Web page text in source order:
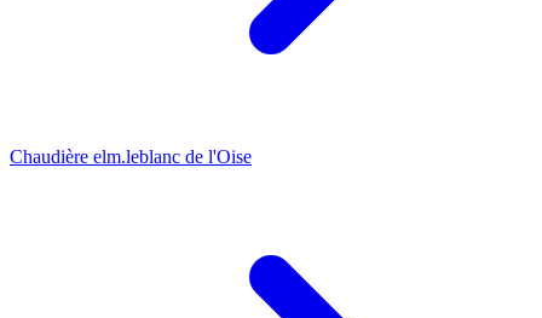
Chaudière elm.leblanc de l'Oise